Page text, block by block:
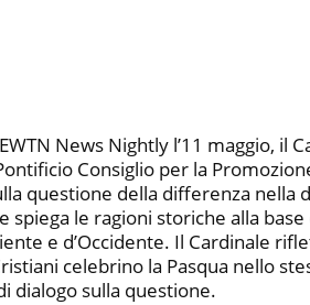
News Nightly l’11 maggio, il
Consiglio per la
questione della differenza nella
spiega le ragioni storiche alla
e d’Occidente. Il Cardinale
celebrino la Pasqua nello
dialogo sulla questione.